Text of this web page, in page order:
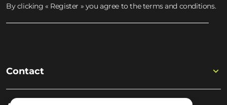
By clicking « Register » you agree to the terms and conditions.
Contact